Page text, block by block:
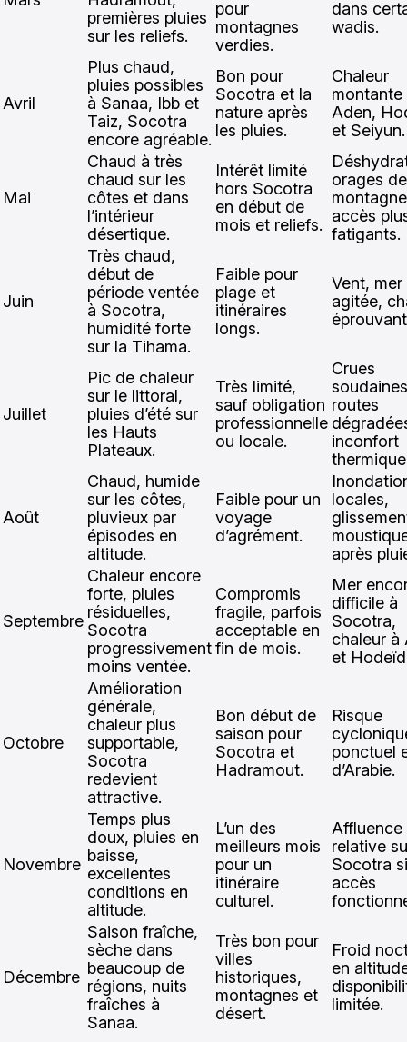
premières pluies
sur les reliefs.
pour
montagnes
verdies.
dans
wadis.
Avril
Plus chaud,
pluies possibles
à Sanaa, Ibb et
Taiz, Socotra
encore agréable.
Bon pour
Socotra et la
nature après
les pluies.
Chaleur
montante
Aden,
et Seiyun.
Mai
Chaud à très
chaud sur les
côtes et dans
l’intérieur
désertique.
Intérêt limité
hors Socotra
en début de
mois et reliefs.
orages de
accès
fatigants.
Juin
Très chaud,
début de
période ventée
à Socotra,
humidité forte
sur la Tihama.
Faible pour
plage et
itinéraires
longs.
Vent, mer
agitée,
Juillet
Pic de chaleur
sur le littoral,
pluies d’été sur
les Hauts
Plateaux.
Très limité,
sauf obligation
professionnelle
ou locale.
Crues
routes
inconfort
Août
Chaud, humide
sur les côtes,
pluvieux par
épisodes en
altitude.
Faible pour un
voyage
d’agrément.
locales,
après
Septembre
Chaleur encore
forte, pluies
résiduelles,
Socotra
progressivement
moins ventée.
Compromis
fragile, parfois
acceptable en
fin de mois.
Mer
difficile à
Socotra,
chaleur à
et
Octobre
Amélioration
générale,
chaleur plus
supportable,
Socotra
redevient
attractive.
Bon début de
saison pour
Socotra et
Hadramout.
Risque
ponctuel
d’Arabie.
Novembre
Temps plus
doux, pluies en
baisse,
excellentes
conditions en
altitude.
L’un des
meilleurs mois
pour un
itinéraire
culturel.
Affluence
relative
Socotra
accès
Décembre
Saison fraîche,
sèche dans
beaucoup de
régions, nuits
fraîches à
Sanaa.
Très bon pour
villes
historiques,
montagnes et
désert.
Froid
en
limitée.